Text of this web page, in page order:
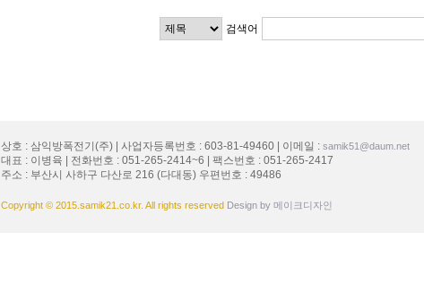
검색어
상호 : 삼익방폭전기(주) | 사업자등록번호 : 603-81-49460 | 이메일 : samik51@daum.net
대표 : 이병육 | 전화번호 : 051-265-2414~6 | 팩스번호 : 051-265-2417
주소 : 부산시 사하구 다산로 216 (다대동) 우편번호 : 49486
Copyright © 2015.samik21.co.kr. All rights reserved Design by 메이크디자인